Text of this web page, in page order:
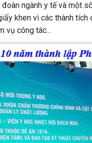
ngành y tế và một
khen vì các thành
vụ công tác...